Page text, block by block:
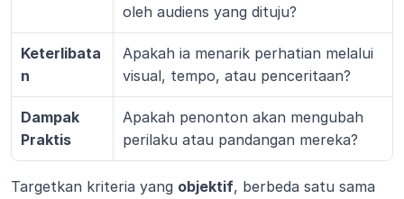
oleh audiens yang dituju?
Keterlibata
n
Apakah ia menarik perhatian melalui
visual, tempo, atau penceritaan?
Dampak
Praktis
Apakah penonton akan mengubah
perilaku atau pandangan mereka?
Targetkan kriteria yang objektif, berbeda satu sama